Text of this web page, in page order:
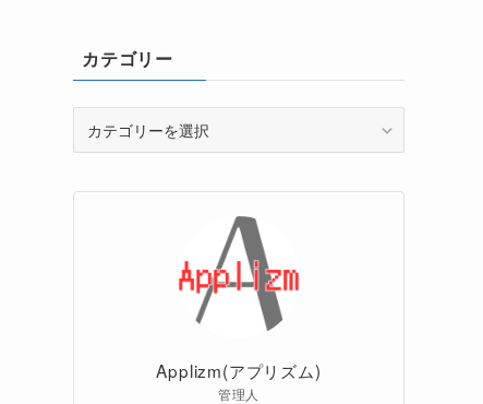
カテゴリー
リ
Applizm(アプリズム)
管理人